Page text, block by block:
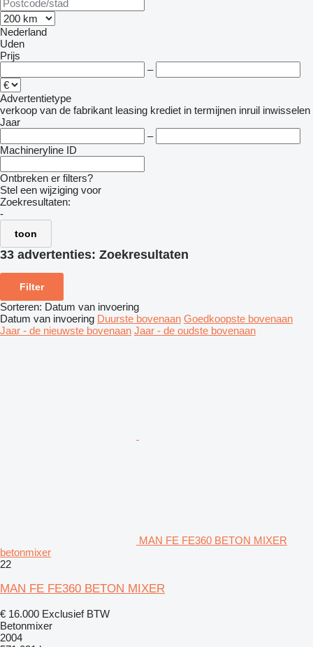
Nederland
Uden
Prijs
–
Advertentietype
verkoop van de fabrikant leasing krediet in termijnen inruil inwisselen
Jaar
–
Machineryline ID
Ontbreken er filters?
Stel een wijziging voor
Zoekresultaten:
-
toon
33 advertenties: Zoekresultaten
Filter
Sorteren: Datum van invoering
Datum van invoering Duurste bovenaan Goedkoopste bovenaan
Jaar - de nieuwste bovenaan Jaar - de oudste bovenaan
MAN FE FE360 BETON MIXER
betonmixer
22
MAN FE FE360 BETON MIXER
€ 16.000 Exclusief BTW
Betonmixer
2004